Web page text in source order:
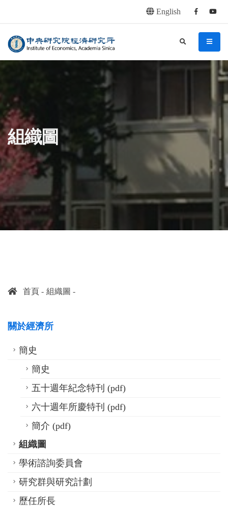
English Facebook
中央研究院經濟研究所 menu
search
組織圖
首頁 組織圖
關於經濟所
簡史
簡史
五十週年紀念特刊 (pdf)
六十週年所慶特刊 (pdf)
簡介 (pdf)
組織圖
學術諮詢委員會
研究群與研究計劃
歷任所長